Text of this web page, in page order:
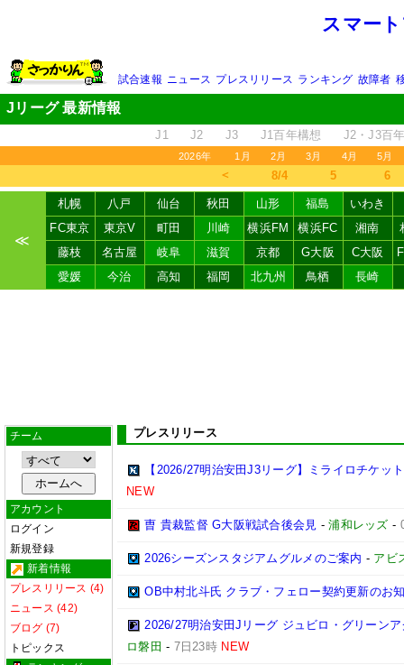
スマー
試合速報 ニュース プレスリリース ランキング 故障者
Jリーグ 最新情報
J1 J2 J3 J1百年構想 J2・J3百
2026年 1月 2月 3月 4月 5月
＜ 8/4 5 6
≪
札幌 八戸 仙台 秋田 山形 福島
いわき
FC東京
東京V 町田 川崎 横浜FM 横浜FC 湘南
藤枝
名古屋 岐阜 滋賀 京都 G大阪 C大阪
愛媛
今治 高知 福岡 北九州 鳥栖 長崎
チーム
アカウント
ログイン
新規登録
新着情報
プレスリリース (4)
ニュース (42)
ブログ (7)
トピックス
プレスリリース
【2026/27明治安田J3リーグ】ミライロチケッ
NEW
曺 貴裁監督 G大阪戦試合後会見 -浦和レッズ -
2026シーズンスタジアムグルメのご案内 - アビ
OB中村北斗氏 クラブ・フェロー契約更新のお
2026/27明治安田Jリーグ ジュビロ・グリーン
ロ磐田 - 7日23時 NEW